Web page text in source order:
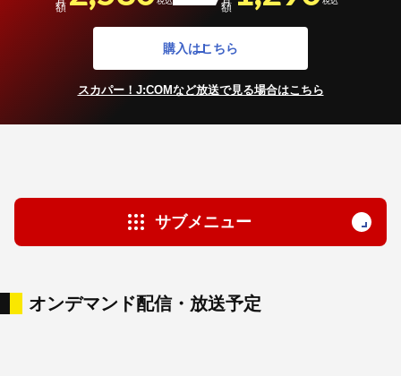
購入はこちら
スカパー！J:COMなど放送で見る場合はこちら
サブメニュー
オンデマンド配信・放送予定